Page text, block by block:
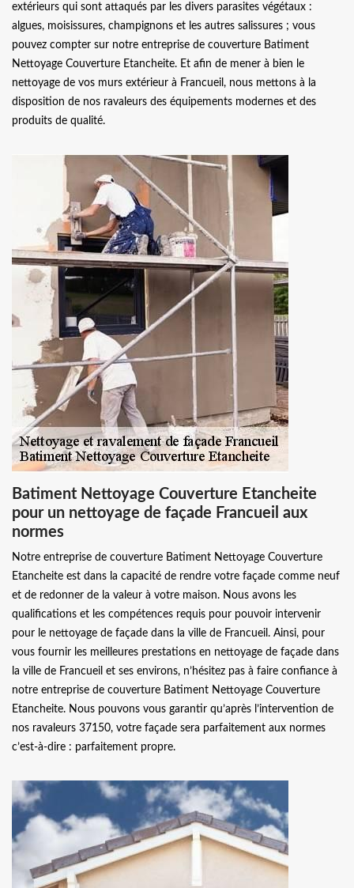
extérieurs qui sont attaqués par les divers parasites végétaux :
algues, moisissures, champignons et les autres salissures ; vous
pouvez compter sur notre entreprise de couverture Batiment
Nettoyage Couverture Etancheite. Et afin de mener à bien le
nettoyage de vos murs extérieur à Francueil, nous mettons à la
disposition de nos ravaleurs des équipements modernes et des
produits de qualité.
Batiment Nettoyage Couverture Etancheite
pour un nettoyage de façade Francueil aux
normes
Notre entreprise de couverture Batiment Nettoyage Couverture
Etancheite est dans la capacité de rendre votre façade comme neuf
et de redonner de la valeur à votre maison. Nous avons les
qualifications et les compétences requis pour pouvoir intervenir
pour le nettoyage de façade dans la ville de Francueil. Ainsi, pour
vous fournir les meilleures prestations en nettoyage de façade dans
la ville de Francueil et ses environs, n’hésitez pas à faire confiance à
notre entreprise de couverture Batiment Nettoyage Couverture
Etancheite. Nous pouvons vous garantir qu’après l’intervention de
nos ravaleurs 37150, votre façade sera parfaitement aux normes
c’est-à-dire : parfaitement propre.